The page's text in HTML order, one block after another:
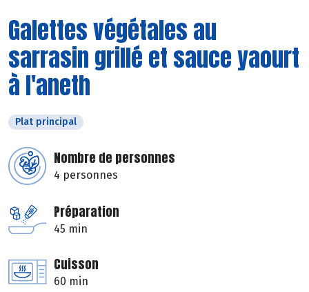
Galettes végétales au
sarrasin grillé et sauce yaourt
à l'aneth
Plat principal
Nombre de personnes
4 personnes
Préparation
45 min
Cuisson
60 min